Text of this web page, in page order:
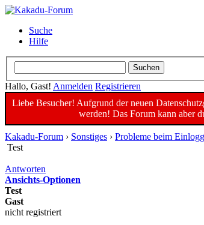
Suche
Hilfe
Hallo, Gast! Anmelden Registrieren
Liebe Besucher! Aufgrund der neuen
werden! Das Forum kann aber
Kakadu-Forum › Sonstiges › Probleme beim
Test
Antworten
Ansichts-Optionen
Test
Gast
nicht registriert